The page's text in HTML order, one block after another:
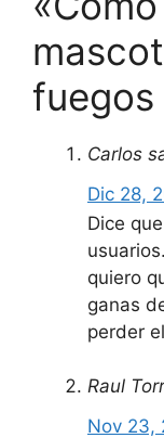
Carlos
Dic 28,
Dice
quiero
ganas
perder
Raul
Nov 23,